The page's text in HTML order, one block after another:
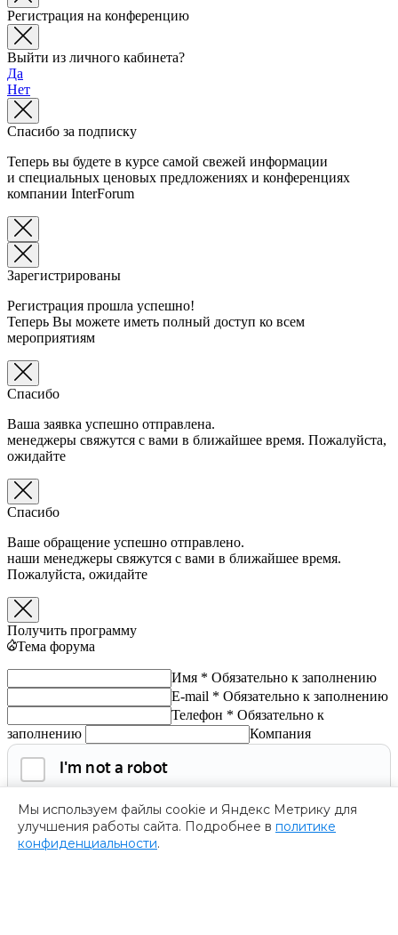
Мы используем файлы cookie и Яндекс Метрику для
улучшения работы сайта. Подробнее в политике
конфиденциальности.
Регистрация на конференцию
Выйти из личного кабинета?
Да
Нет
Спасибо за подписку
Теперь вы будете в курсе самой свежей информации
и специальных ценовых предложениях и конференциях
компании InterForum
Зарегистрированы
Регистрация прошла успешно!
Теперь Вы можете иметь полный доступ ко всем
мероприятиям
Спасибо
Ваша заявка успешно отправлена.
менеджеры свяжутся с вами в ближайшее время. Пожалуйста,
ожидайте
Спасибо
Ваше обращение успешно отправлено.
наши менеджеры свяжутся с вами в ближайшее время.
Пожалуйста, ожидайте
Получить программу
Тема форума
Имя * Обязательно к заполнению
E-mail * Обязательно к заполнению
Телефон * Обязательно к
заполнению
Компания